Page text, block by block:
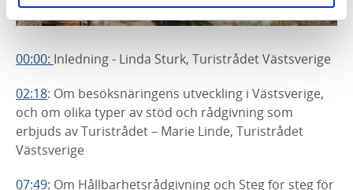
00:00: Inledning - Linda Sturk, Turistrådet Västsverige
02:18: Om besöksnäringens utveckling i Västsverige,
och om olika typer av stöd och rådgivning som
erbjuds av Turistrådet – Marie Linde, Turistrådet
Västsverige
07:49: Om Hållbarhetsrådgivning och Steg för steg för